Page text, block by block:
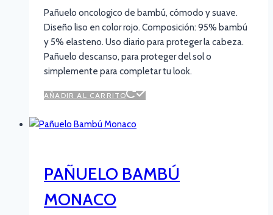
Pañuelo oncologico de bambú, cómodo y suave.
Diseño liso en color rojo. Composición: 95% bambú
y 5% elasteno. Uso diario para proteger la cabeza.
Pañuelo descanso, para proteger del sol o
simplemente para completar tu look.
AÑADIR AL CARRITO
PAÑUELO BAMBÚ
MONACO